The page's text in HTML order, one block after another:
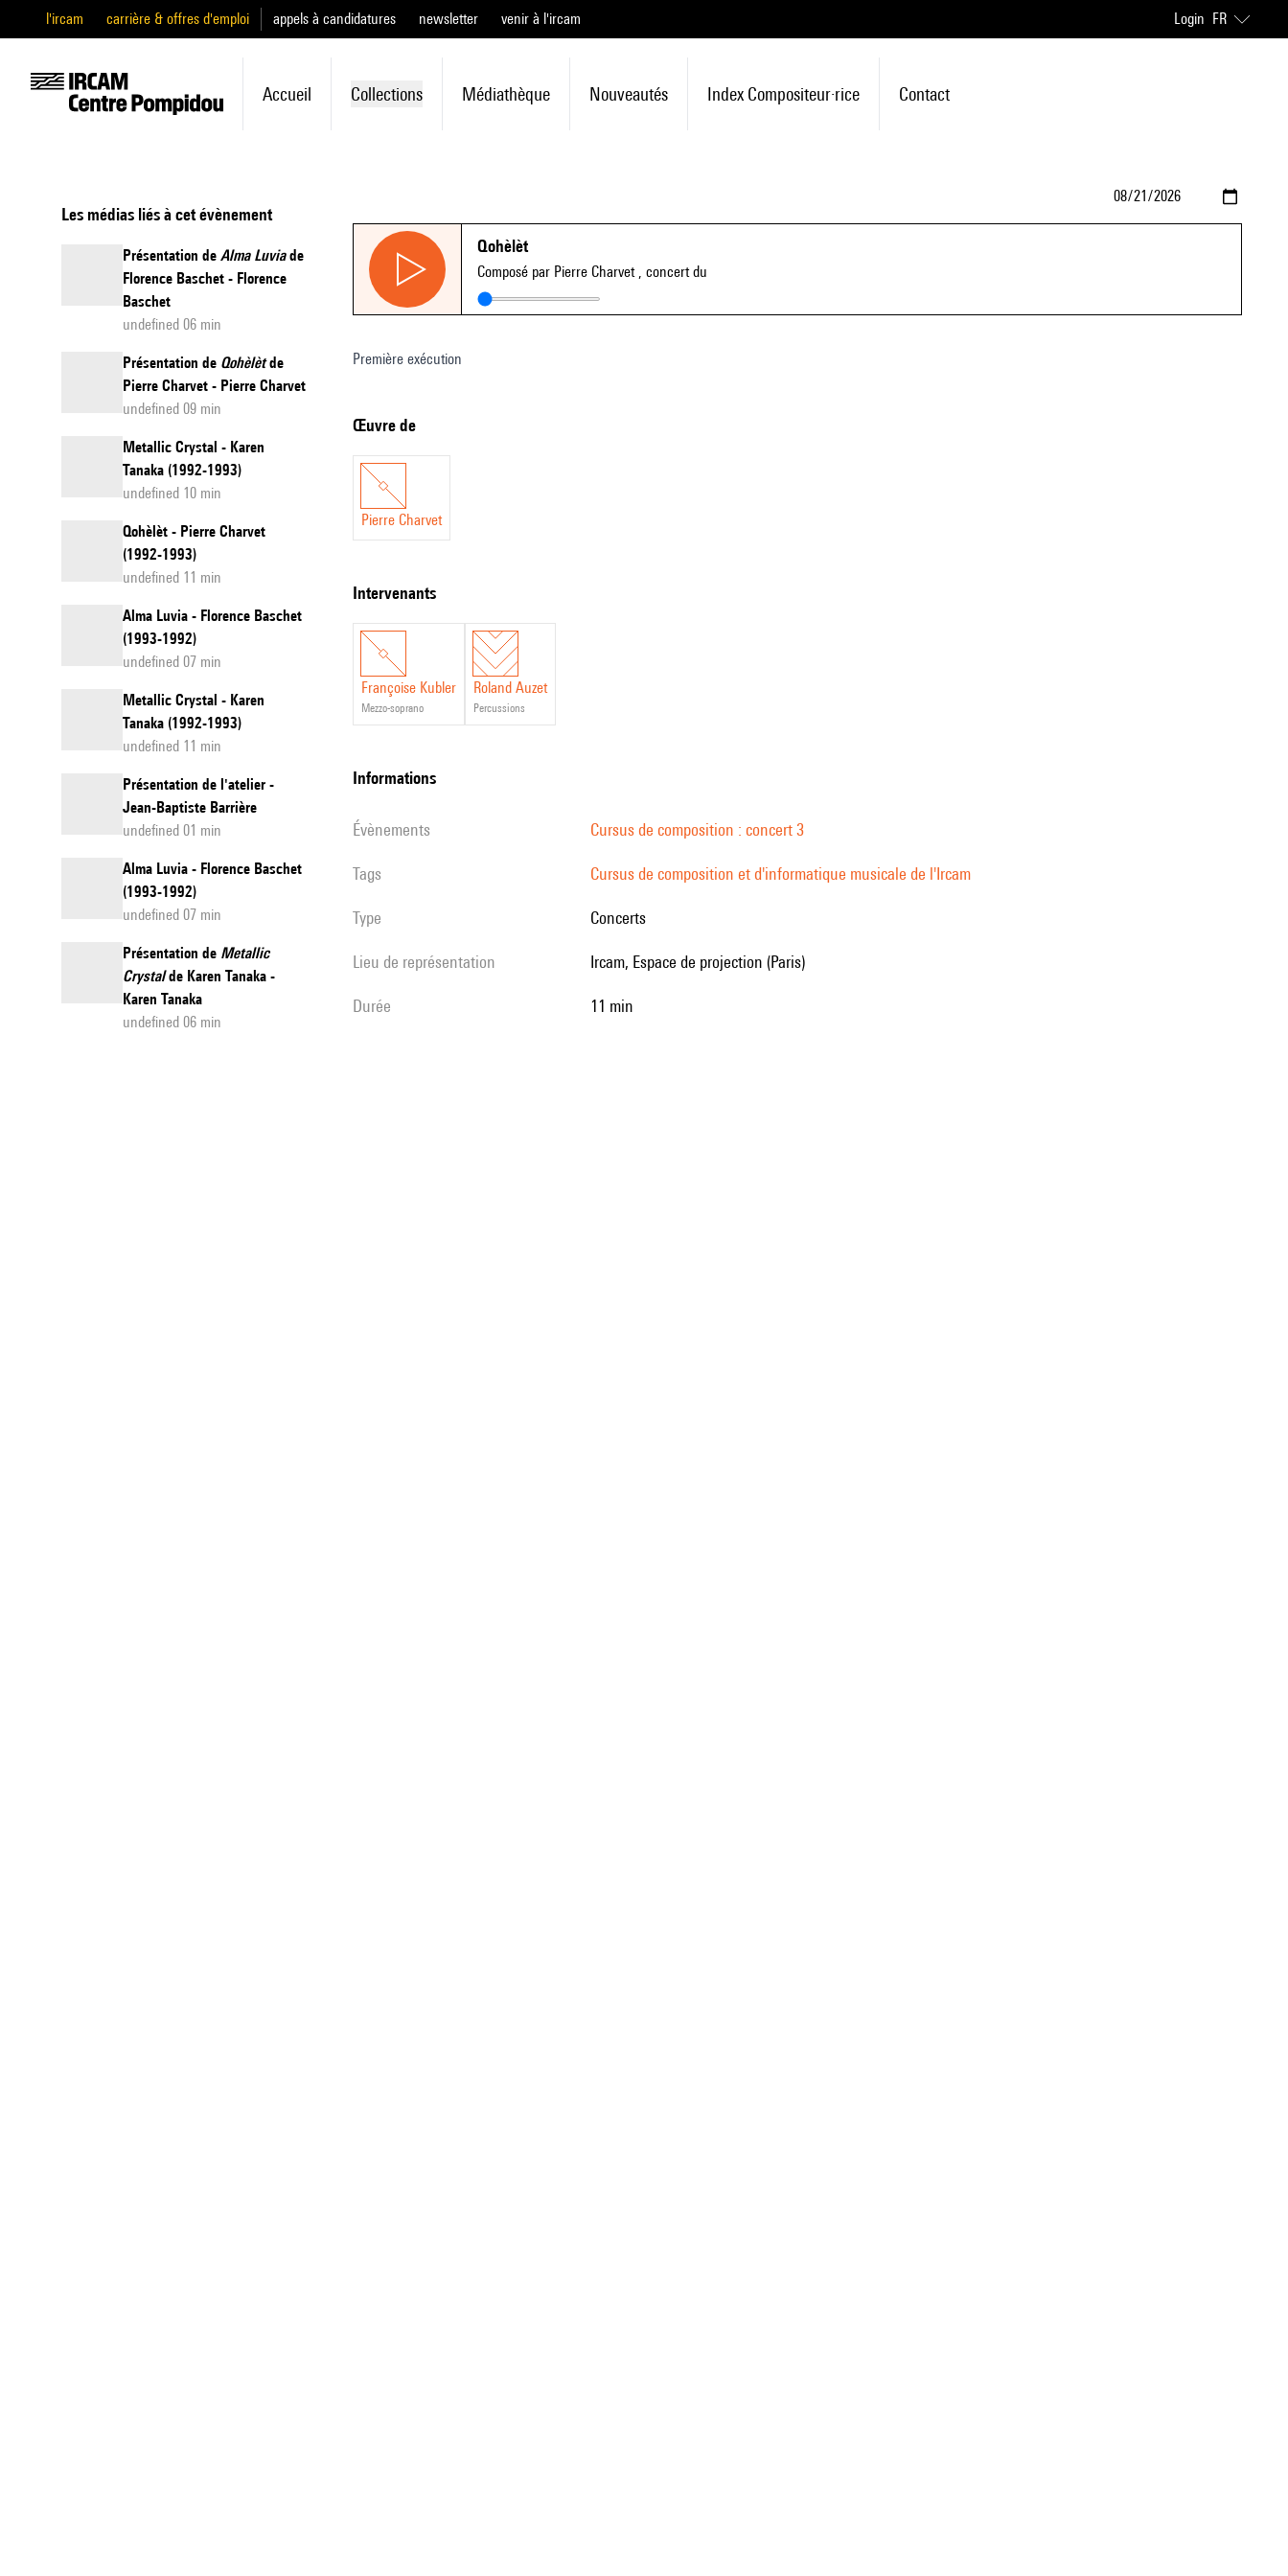
l'ircam carrière & offres d'emploi appels à candidatures newsletter venir à l'ircam Login FR
Accueil Collections Médiathèque Nouveautés Index Compositeur·rice Contact
Les médias liés à cet évènement
Présentation de Alma Luviade
Florence Baschet - Florence
Baschet
undefined 06 min
Présentation de Qohèlètde
Pierre Charvet - Pierre Charvet
undefined 09 min
Metallic Crystal - Karen
Tanaka (1992-1993)
undefined 10 min
Qohèlèt - Pierre Charvet
(1992-1993)
undefined 11 min
Alma Luvia - Florence Baschet
(1993-1992)
undefined 07 min
Metallic Crystal - Karen
Tanaka (1992-1993)
undefined 11 min
Présentation de l'atelier -
Jean-Baptiste Barrière
undefined 01 min
Alma Luvia - Florence Baschet
(1993-1992)
undefined 07 min
Présentation de Metallic
Crystalde Karen Tanaka -
Karen Tanaka
undefined 06 min
Qohèlèt
Composé par Pierre Charvet , concert du
Première exécution
Œuvre de
Pierre Charvet
intervenants
Françoise Kubler
mezzo-soprano
Roland Auzet
percussions
informations
évènements Cursus de composition : concert 3
Tags Cursus de composition et d'informatique musicale de l'Ircam
Type Concerts
Lieu de représentation Ircam, Espace de projection (Paris)
durée 11 min